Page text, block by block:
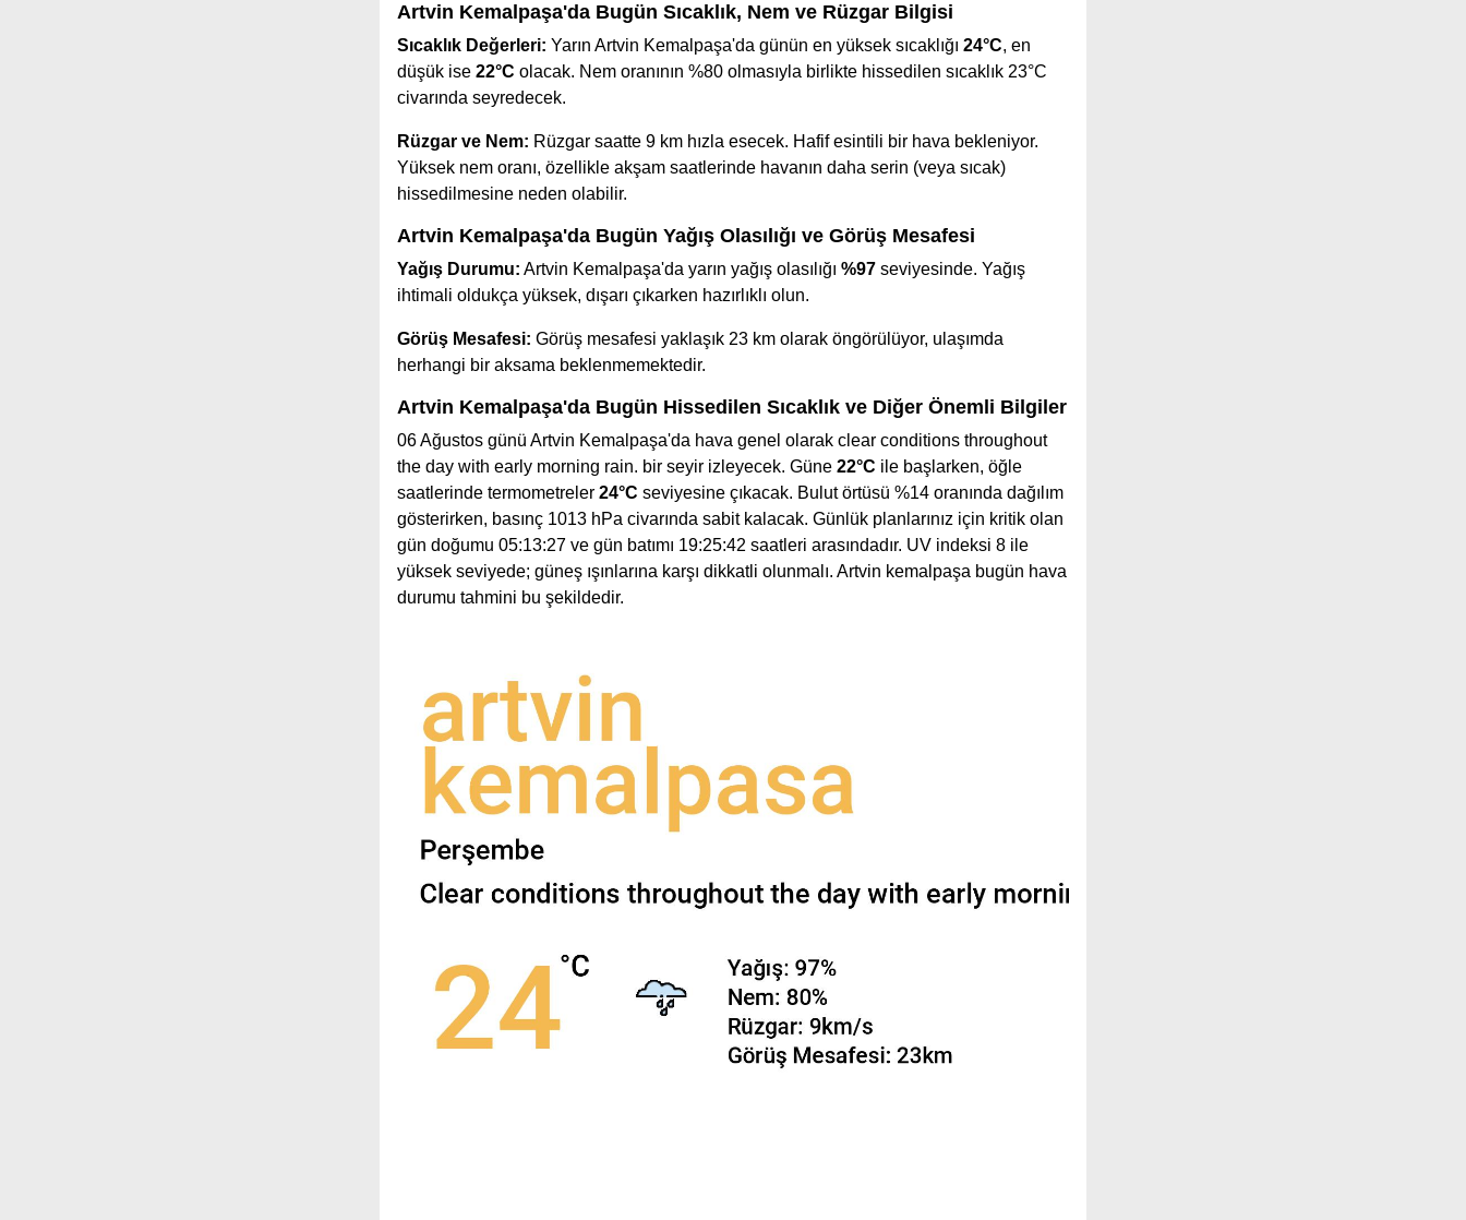
Artvin Kemalpaşa'da Bugün Sıcaklık, Nem ve Rüzgar Bilgisi
Sıcaklık Değerleri: Yarın Artvin Kemalpaşa'da günün en yüksek sıcaklığı 24°C, en
düşük ise 22°C olacak. Nem oranının %80 olmasıyla birlikte hissedilen sıcaklık 23°C
civarında seyredecek.
Rüzgar ve Nem: Rüzgar saatte 9 km hızla esecek. Hafif esintili bir hava bekleniyor.
Yüksek nem oranı, özellikle akşam saatlerinde havanın daha serin (veya sıcak)
hissedilmesine neden olabilir.
Artvin Kemalpaşa'da Bugün Yağış Olasılığı ve Görüş Mesafesi
Yağış Durumu: Artvin Kemalpaşa'da yarın yağış olasılığı %97 seviyesinde. Yağış
ihtimali oldukça yüksek, dışarı çıkarken hazırlıklı olun.
Görüş Mesafesi: Görüş mesafesi yaklaşık 23 km olarak öngörülüyor, ulaşımda
herhangi bir aksama beklenmemektedir.
Artvin Kemalpaşa'da Bugün Hissedilen Sıcaklık ve Diğer Önemli Bilgiler
06 Ağustos günü Artvin Kemalpaşa'da hava genel olarak clear conditions throughout
the day with early morning rain. bir seyir izleyecek. Güne 22°C ile başlarken, öğle
saatlerinde termometreler 24°C seviyesine çıkacak. Bulut örtüsü %14 oranında dağılım
gösterirken, basınç 1013 hPa civarında sabit kalacak. Günlük planlarınız için kritik olan
gün doğumu 05:13:27 ve gün batımı 19:25:42 saatleri arasındadır. UV indeksi 8 ile
yüksek seviyede; güneş ışınlarına karşı dikkatli olunmalı. Artvin kemalpaşa bugün hava
durumu tahmini bu şekildedir.